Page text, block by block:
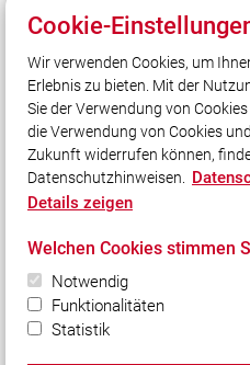
Robert-Koch-Straße 1
63814 Mainaschaff
Telefon: 06021 / 780 407
Telefax: 06021 / 780 408
E-Mail: info@feuerwehr-
Social Media
Bleiben Sie mit uns in
mit uns!
Cookie-
Wir verwenden Cookies, um
Erlebnis zu bieten. Mit der
Sie der Verwendung von
die Verwendung von Cookies
Zukunft widerrufen können,
Datenschutzhinweisen.
Details zeigen
Welchen Cookies stimmen
Notwendig
Funktionalitäten
Statistik